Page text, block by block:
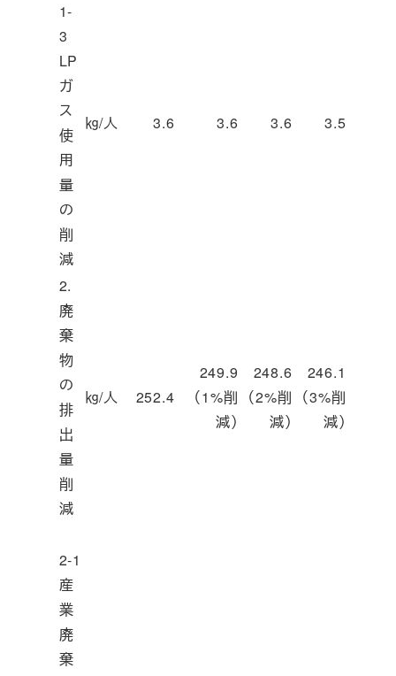
1-
3
LP
ガ
ス
使
用
量
の
削
減
㎏/人 3.6 3.6 3.6 3.5
2.
廃
棄
物
の
排
出
量
削
減
㎏/人 252.4
249.9
（1%削
減）
248.6
（2%削
減）
246.1
（3%削
減）
2-1
産
業
廃
棄